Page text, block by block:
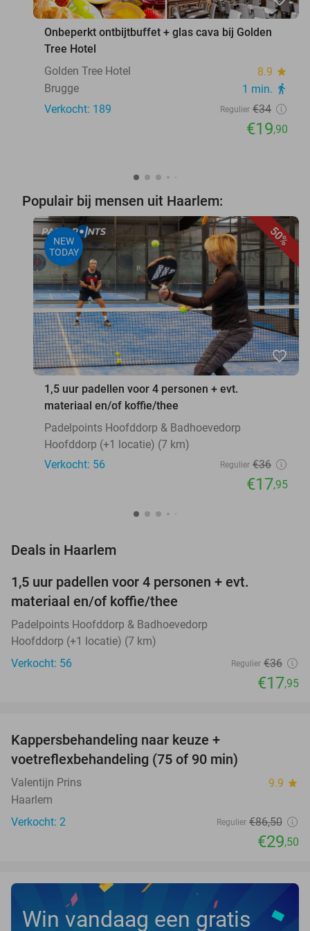
Onbeperkt ontbijtbuffet + glas cava bij Golden
Tree Hotel
Golden Tree Hotel
8.9 star
Brugge 1 min. directions_walk
Verkocht: 189 Regulier €34
€19,90
Populair bij mensen uit Haarlem:
50%
NEW
TODAY
favorite_border
1,5 uur padellen voor 4 personen + evt.
materiaal en/of koffie/thee
Padelpoints Hoofddorp & Badhoevedorp
Hoofddorp (+1 locatie) (7 km)
Verkocht: 56
Regulier €36
€17,95
Deals in Haarlem
TODAY
1,5 uur padellen voor 4 personen + evt.
materiaal en/of koffie/thee
Padelpoints Hoofddorp & Badhoevedorp
Hoofddorp (+1 locatie) (7 km)
Verkocht: 56
Regulier €36
€17,95
NEW
TODAY
Kappersbehandeling naar keuze +
voetreflexbehandeling (75 of 90 min)
Valentijn Prins 9.9 star
Haarlem
Verkocht: 2
Regulier €86,50
€29,50
Win vandaag een gratis